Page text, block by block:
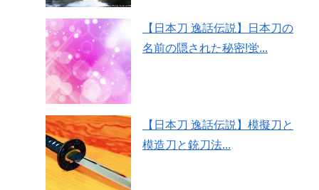
【日本刀 逸話伝説】日本刀の
名前の隠された秘密!蛍...
【日本刀 逸話伝説】模擬刀と
模造刀と銃刀法...